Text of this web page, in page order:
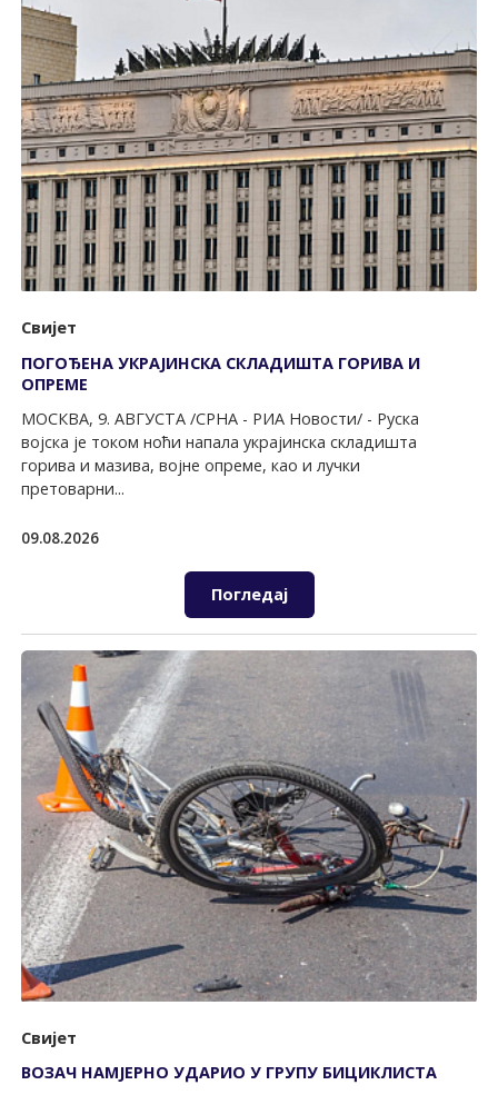
Свијет
ПОГОЂЕНА УКРАЈИНСКА СКЛАДИШТА ГОРИВА И
ОПРЕМЕ
МОСКВА, 9. АВГУСТА /СРНА - РИА Новости/ - Руска
војска је током ноћи напала украјинска складишта
горива и мазива, војне опреме, као и лучки
претоварни...
09.08.2026
Погледај
Свијет
ВОЗАЧ НАМЈЕРНО УДАРИО У ГРУПУ БИЦИКЛИСТА